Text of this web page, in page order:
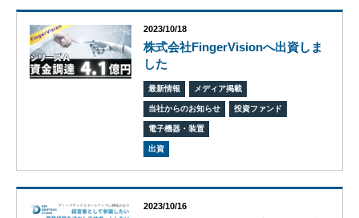
会社
ケイ
エス
ピー
のあ
2023/10/18
株式会社FingerVisionへ出資しま
した
最新情報 メディア掲載
当社からのお知らせ 投資ファンド
電子機器・装置
出資
2023/10/16